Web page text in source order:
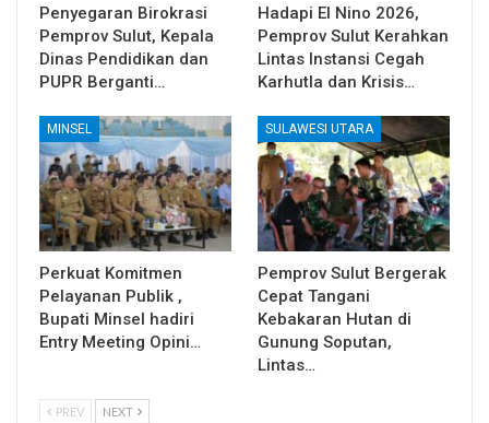
Penyegaran Birokrasi
Pemprov Sulut, Kepala
Dinas Pendidikan dan
PUPR Berganti…
Hadapi El Nino 2026,
Pemprov Sulut Kerahkan
Lintas Instansi Cegah
Karhutla dan Krisis…
MINSEL
Perkuat Komitmen
Pelayanan Publik ,
Bupati Minsel hadiri
Entry Meeting Opini…
SULAWESI UTARA
Pemprov Sulut Bergerak
Cepat Tangani
Kebakaran Hutan di
Gunung Soputan,
Lintas…
PREV NEXT